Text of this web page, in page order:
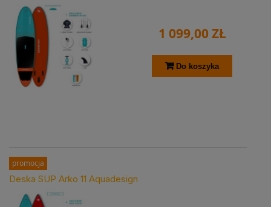
1 099,00 ZŁ
Do koszyka
Deska SUP Arko 11 Aquadesign
promocja